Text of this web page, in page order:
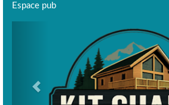
Espace pub